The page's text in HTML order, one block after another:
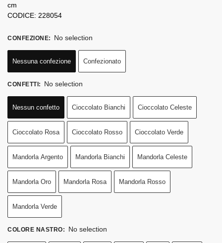
cm
CODICE: 228054
CONFEZIONE: No selection
Nessuna confezione Confezionato
CONFETTI: No selection
Nessun confetto Cioccolato Bianchi Cioccolato Celeste
Cioccolato Rosa Cioccolato Rosso Cioccolato Verde
Mandorla Argento Mandorla Bianchi Mandorla Celeste
Mandorla Oro Mandorla Rosa Mandorla Rosso
Mandorla Verde
COLORE NASTRO: No selection